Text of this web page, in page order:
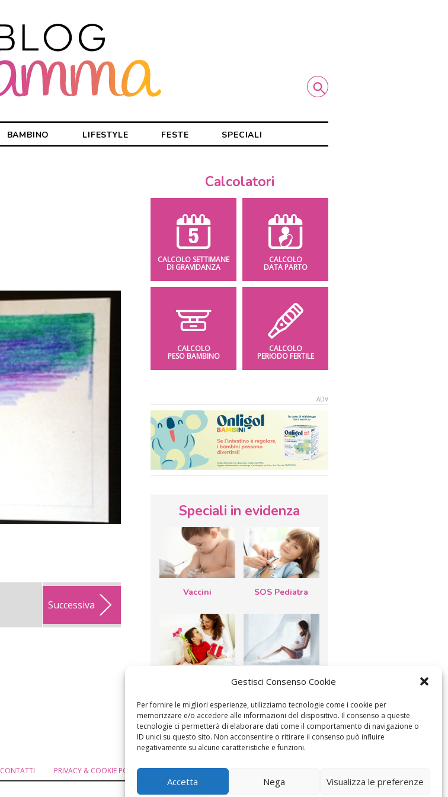
Gestisci Consenso Cookie
Per fornire le migliori esperienze, utilizziamo tecnologie come i cookie per
memorizzare e/o accedere alle informazioni del dispositivo. Il consenso a queste
tecnologie ci permetterà di elaborare dati come il comportamento di navigazione o
ID unici su questo sito. Non acconsentire o ritirare il consenso può influire
negativamente su alcune caratteristiche e funzioni.
Accetta Nega Visualizza le preferenze
BAMBINO LIFESTYLE FESTE SPECIALI
Successiva
Calcolatori
CALCOLO SETTIMANE
DI GRAVIDANZA
CALCOLO
DATA PARTO
CALCOLO
PESO BAMBINO
CALCOLO
PERIODO FERTILE
Speciali in evidenza
Vaccini SOS Pediatra
mamma: lavoretti,
filastrocche
Le settimane di
gravidanza
CONTATTI PRIVACY & COOKIE POLICY MODIFICA IL CONSENSO